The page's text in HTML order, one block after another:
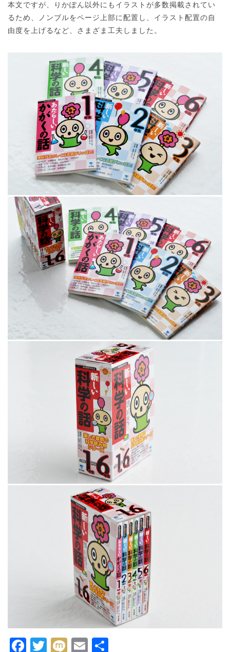
本文ですが、りかぽん以外にもイラストが多数掲載されてい
るため、ノンブルをページ上部に配置し、イラスト配置の自
由度を上げるなど、さまざま工夫しました。
Facebook
Twitter
MixiEmail